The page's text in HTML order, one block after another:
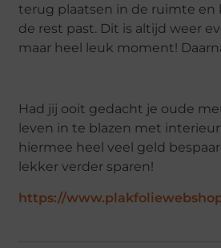
terug plaatsen in de ruimte en
de rest past. Dit is altijd weer
maar heel leuk moment!
Had jij ooit gedacht je oude
leven in te blazen met
hiermee heel veel geld
lekker verder sparen!
https://